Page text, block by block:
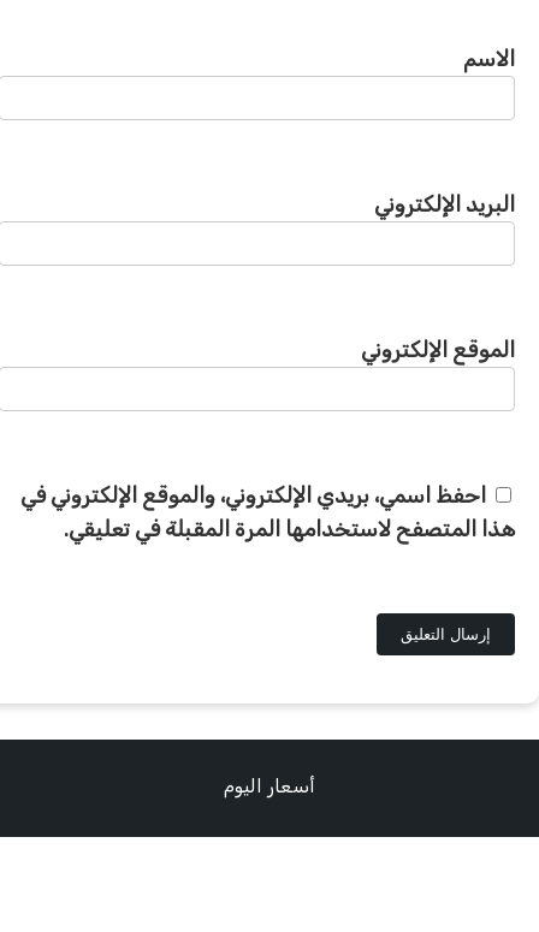
الاسم
البريد الإلكتروني
الموقع الإلكتروني
احفظ اسمي، بريدي الإلكتروني، والموقع الإلكتروني في
هذا المتصفح لاستخدامها المرة المقبلة في تعليقي.
أسعار اليوم